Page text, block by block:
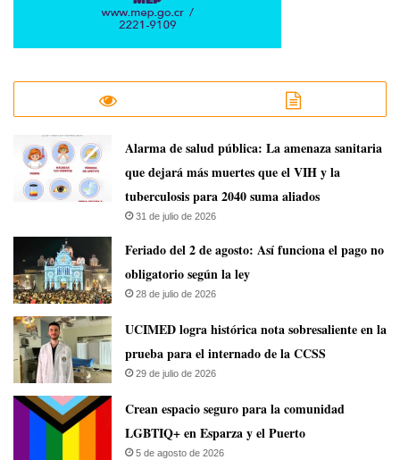
​Alarma de salud pública: La amenaza sanitaria
que dejará más muertes que el VIH y la
tuberculosis para 2040 suma aliados
31 de julio de 2026
Feriado del 2 de agosto: Así funciona el pago no
obligatorio según la ley
28 de julio de 2026
UCIMED logra histórica nota sobresaliente en la
prueba para el internado de la CCSS
29 de julio de 2026
Crean espacio seguro para la comunidad
LGBTIQ+ en Esparza y el Puerto
5 de agosto de 2026